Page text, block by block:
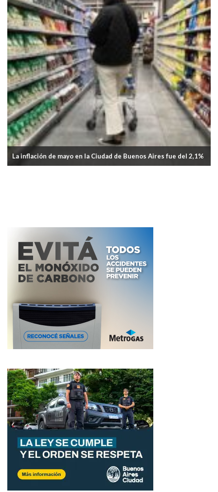
Aprobaron el Plan Invierno 2026